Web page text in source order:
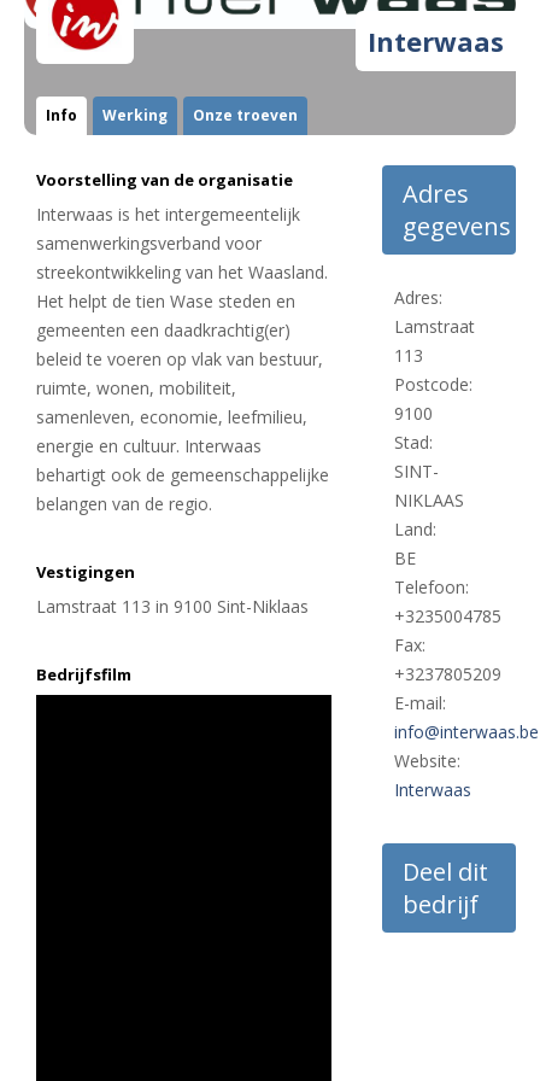
Interwaas
Info Werking Onze troeven
Voorstelling van de organisatie
Interwaas is het intergemeentelijk
samenwerkingsverband voor
streekontwikkeling van het Waasland.
Het helpt de tien Wase steden en
gemeenten een daadkrachtig(er)
beleid te voeren op vlak van bestuur,
ruimte, wonen, mobiliteit,
samenleven, economie, leefmilieu,
energie en cultuur. Interwaas
behartigt ook de gemeenschappelijke
belangen van de regio.
Vestigingen
Lamstraat 113 in 9100 Sint-Niklaas
Bedrijfsfilm
Adres
gegevens
Adres:
Lamstraat
113
Postcode:
9100
Stad:
SINT-
NIKLAAS
Land:
BE
Telefoon:
+3235004785
Fax:
+3237805209
E-mail:
info@interwaas.be
Website:
Interwaas
Deel dit
bedrijf